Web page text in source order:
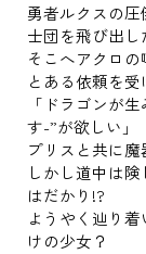
勇者ルクスの
士団を飛び出し
そこへアクロ
とある依頼を受
「ドラゴンが
す-”が欲しい」
プリスと共に魔
しかし道中は
はだかり!?
ようやく辿り
けの少女？